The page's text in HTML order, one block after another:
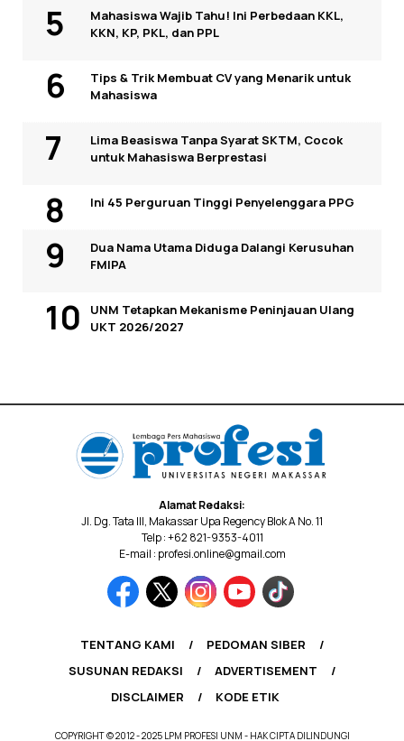
Mahasiswa Wajib Tahu! Ini Perbedaan KKL,
KKN, KP, PKL, dan PPL
Tips & Trik Membuat CV yang Menarik untuk
Mahasiswa
Lima Beasiswa Tanpa Syarat SKTM, Cocok
untuk Mahasiswa Berprestasi
Ini 45 Perguruan Tinggi Penyelenggara PPG
Dua Nama Utama Diduga Dalangi Kerusuhan
FMIPA
UNM Tetapkan Mekanisme Peninjauan Ulang
UKT 2026/2027
Alamat Redaksi:
Jl. Dg. Tata III, Makassar Upa Regency Blok A No. 11
Telp : +62 821-9353-4011
E-mail : profesi.online@gmail.com
TENTANG KAMI
PEDOMAN SIBER
SUSUNAN REDAKSI
ADVERTISEMENT
DISCLAIMER
KODE ETIK
COPYRIGHT © 2012 - 2025 LPM PROFESI UNM - HAK CIPTA DILINDUNGI